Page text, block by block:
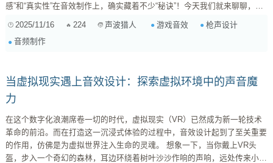
感”和“真实性”在音效制作上，确实藏着不少“秘诀”！今天我们就来聊聊，一
单一的“嘭”一声，它是一系列复杂声音的组合。专业的音效设计师在制作枪
声时，通常会像搭积木一样，将多个声音元素叠加起来，并进行精细的雕
2025/11/16 224 声波猎人 游戏音效
枪声设计
音频制作
当虚拟现实遇上音效设计：探索虚拟环境中的声音魔
力
在这个数字化浪潮席卷一切的时代，虚拟现实（VR）已然成为新一轮技术
革命的前沿。而在打造这一沉浸式体验的过程中，音效设计起到了至关重要
的作用，仿佛是为虚拟世界注入生命的灵魂。 想象一下，当你戴上VR头
盔，步入一个奇幻的森林，耳边环绕着树叶沙沙作响的声响，远处传来小溪